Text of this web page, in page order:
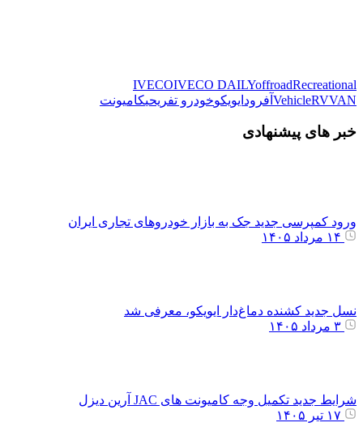
IVECOIVECO DAILYoffroadRecreational
VehicleRVVAN آفرود ایویکوخودرو تفریحیکامیونت
خبر های پیشنهادی
ورود کمپرسی جدید جک به بازار خودروهای تجاری ایران
نسل جدید کشنده دماغ‌دار ایویکو، معرفی شد
شرایط جدید تکمیل وجه کامیونت های JAC آرین دیزل